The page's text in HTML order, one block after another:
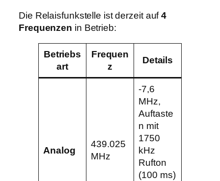
Die Relaisfunkstelle ist derzeit auf4
Frequenzen in Betrieb:
Betriebs
art
Frequen
z
Details
Analog
439.025
MHz
-7,6
MHz,
Auftaste
n mit
1750
kHz
Rufton
(100 ms)